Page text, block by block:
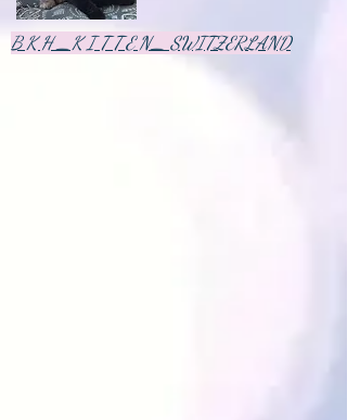
B K H _K I T T E N_ SWITZERLAND